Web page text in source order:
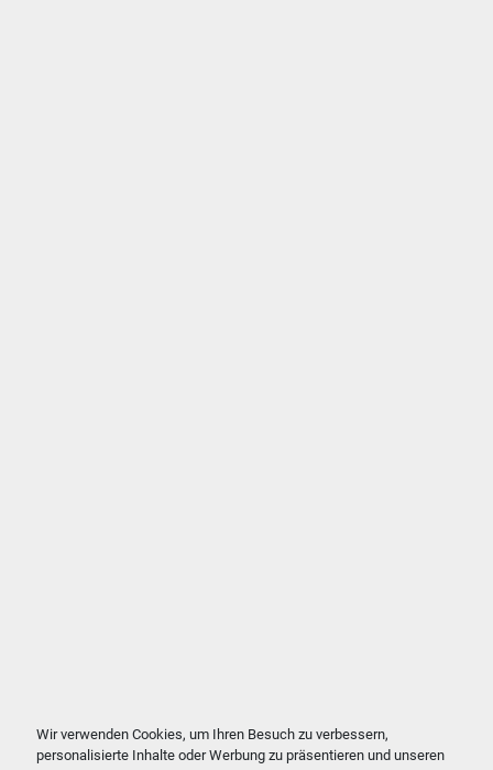
Wir verwenden Cookies, um Ihren Besuch zu verbessern,
personalisierte Inhalte oder Werbung zu präsentieren und unseren